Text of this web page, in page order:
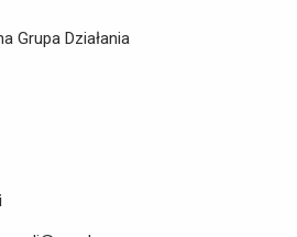
Grupa Działania